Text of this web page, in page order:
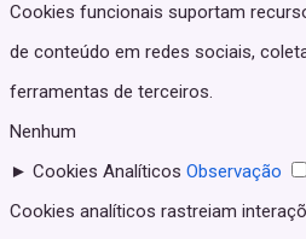
Cookies funcionais suportam
de conteúdo em redes sociais,
ferramentas de terceiros.
Nenhum
► Cookies Analíticos Observação
Cookies analíticos rastreiam